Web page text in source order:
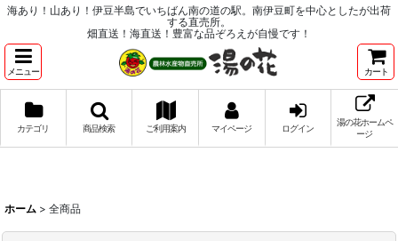
海あり！山あり！伊豆半島でいちばん南の道の駅。南伊豆町を中心としたが出荷
する直売所。
畑直送！海直送！豊富な品ぞろえが自慢です！
メニュー カート
カテゴリ 商品検索 ご利用案内 マイページ ログイン
湯の花ホームペ
ージ
ホーム > 全商品